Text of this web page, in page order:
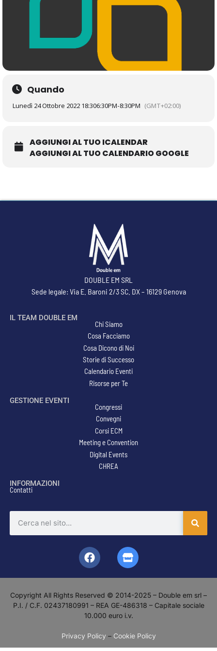
Quando
Lunedì 24 Ottobre 2022 18:306:30PM-8:30PM (GMT+02:00)
AGGIUNGI AL TUO ICALENDAR
AGGIUNGI AL TUO CALENDARIO GOOGLE
DOUBLE EM SRL
Sede legale: Via E. Baroni 2/3 SC. DX – 16129 Genova
IL TEAM DOUBLE EM
Chi Siamo
Cosa Facciamo
Cosa Dicono di Noi
Storie di Successo
Calendario Eventi
Risorse per Te
GESTIONE EVENTI
Congressi
Convegni
Corsi ECM
Meeting e Convention
Digital Events
CHREA
INFORMAZIONI
Contatti
Copyright All Rights Reserved © 2014-2025 – Double em srl –
P.I. / C.F. 02437180991 – REA GE-486318 – Capitale sociale
10.000 euro i.v.
Privacy Policy– Cookie Policy